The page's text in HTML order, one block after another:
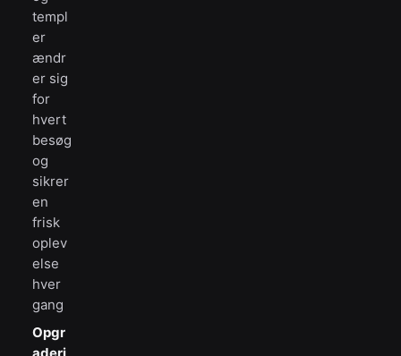
templ
er
ændr
er sig
for
hvert
besøg
og
sikrer
en
frisk
oplev
else
hver
gang
Opgr